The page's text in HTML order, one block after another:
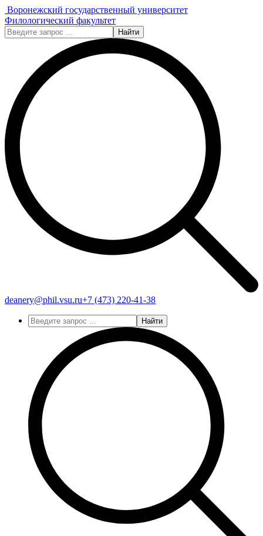
Воронежский государственный университет
Филологический факультет
Найти
deanery@phil.vsu.ru+7 (473) 220-41-38
Найти